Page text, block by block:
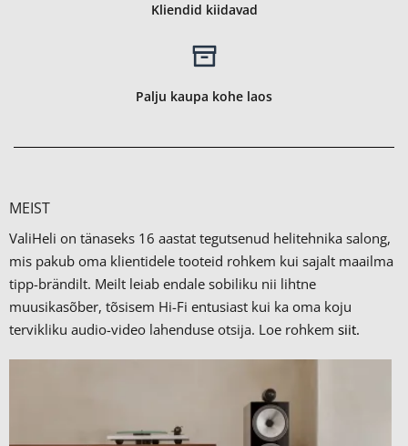
Kliendid kiidavad
Palju kaupa kohe laos
MEIST
ValiHeli on tänaseks 16 aastat tegutsenud helitehnika salong,
mis pakub oma klientidele tooteid rohkem kui sajalt maailma
tipp-brändilt. Meilt leiab endale sobiliku nii lihtne
muusikasõber, tõsisem Hi-Fi entusiast kui ka oma koju
tervikliku audio-video lahenduse otsija. Loe rohkem siit.